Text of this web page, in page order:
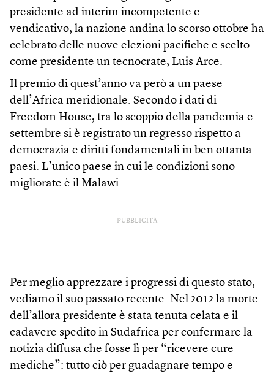
presidente ad interim incompetente e
vendicativo, la nazione andina lo scorso ottobre ha
celebrato delle nuove elezioni pacifiche e scelto
come presidente un tecnocrate, Luis Arce.
Il premio di quest’anno va però a un paese
dell’Africa meridionale. Secondo i dati di
Freedom House, tra lo scoppio della pandemia e
settembre si è registrato un regresso rispetto a
democrazia e diritti fondamentali in ben ottanta
paesi. L’unico paese in cui le condizioni sono
migliorate è il Malawi.
PUBBLICITÀ
Per meglio apprezzare i progressi di questo stato,
vediamo il suo passato recente. Nel 2012 la morte
dell’allora presidente è stata tenuta celata e il
cadavere spedito in Sudafrica per confermare la
notizia diffusa che fosse lì per “ricevere cure
mediche”: tutto ciò per guadagnare tempo e